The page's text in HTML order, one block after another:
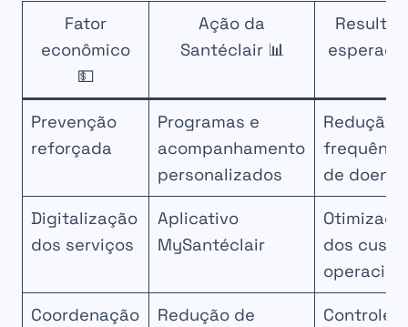
Fator
econômico
💵
Ação da
Santéclair 📊
esperado
Prevenção
reforçada
Programas e
acompanhamento
personalizados
Redução
de
Digitalização
dos serviços
Aplicativo
MySantéclair
dos
Coordenação
Redução de
Controle